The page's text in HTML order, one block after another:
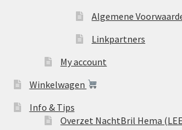
Algemene
Linkpartners
My account
Winkelwagen
Info & Tips
Overzet NachtBril Hema